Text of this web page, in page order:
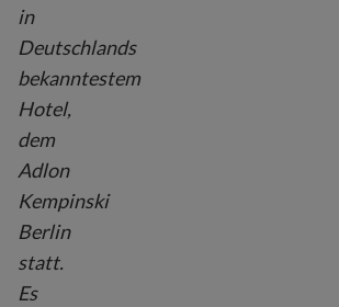
in
Deutschlands
bekanntestem
Hotel,
dem
Adlon
Kempinski
Berlin
statt.
Es